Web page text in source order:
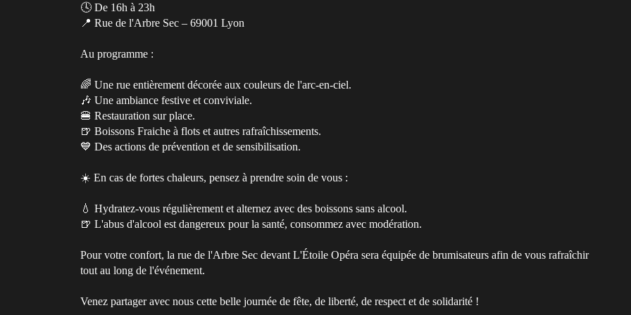
🕓 De 16h à 23h
📍 Rue de l'Arbre Sec – 69001 Lyon
Au programme :
🌈 Une rue entièrement décorée aux couleurs de l'arc-en-ciel.
🎶 Une ambiance festive et conviviale.
🍔 Restauration sur place.
🍺 Boissons Fraiche à flots et autres rafraîchissements.
💙 Des actions de prévention et de sensibilisation.
☀️ En cas de fortes chaleurs, pensez à prendre soin de vous :
💧 Hydratez-vous régulièrement et alternez avec des boissons sans alcool.
🍺 L'abus d'alcool est dangereux pour la santé, consommez avec modération.
Pour votre confort, la rue de l'Arbre Sec devant L'Étoile Opéra sera équipée de brumisateurs afin de vous rafraîchir
tout au long de l'événement.
Venez partager avec nous cette belle journée de fête, de liberté, de respect et de solidarité !